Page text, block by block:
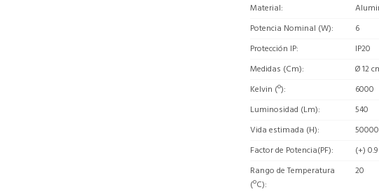
Material
Potencia Nominal (W)
6
Protección IP
IP20
Medidas (Cm)
Ø 12
Kelvin (º)
6000
Luminosidad (Lm)
540
Vida estimada (H)
50000
Factor de Potencia(PF)
(+) 0.9
Rango de Temperatura
(ºC)
20